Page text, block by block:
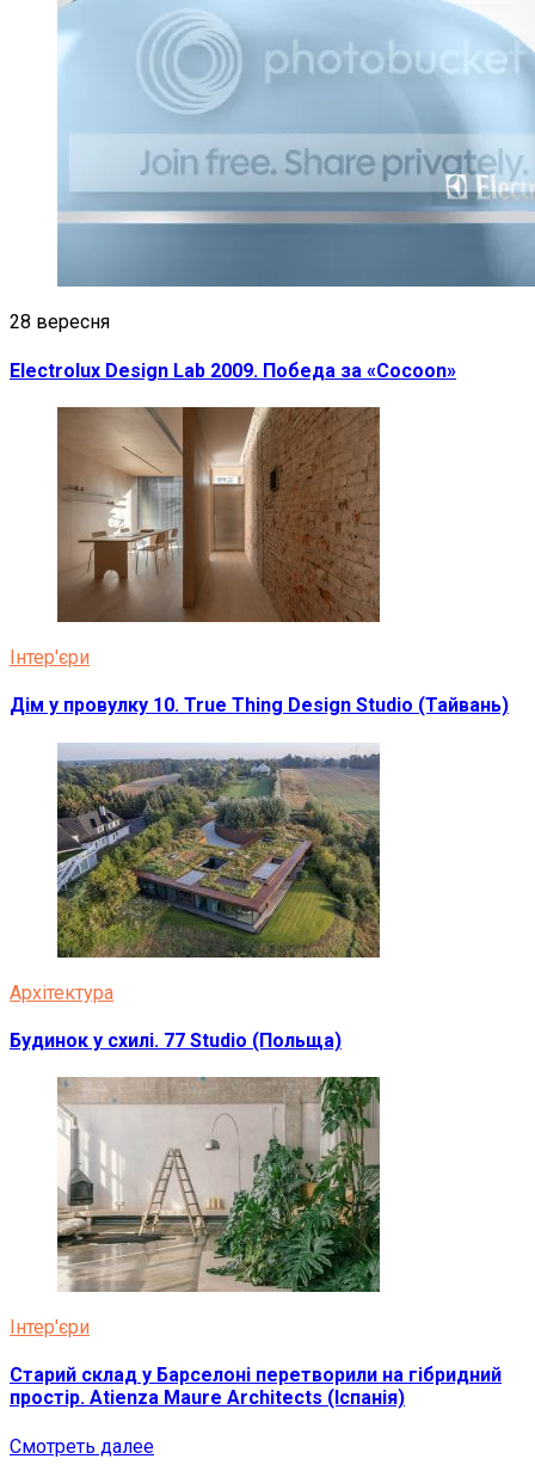
28 вересня
Electrolux Design Lab 2009. Победа за «Cocoon»
Інтер'єри
Дім у провулку 10. True Thing Design Studio (Тайвань)
Архітектура
Будинок у схилі. 77 Studio (Польща)
Інтер'єри
Старий склад у Барселоні перетворили на гібридний
простір. Atienza Maure Architects (Іспанія)
Смотреть далее